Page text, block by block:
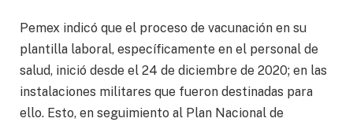
Pemex indicó que el proceso de vacunación en su
plantilla laboral, específicamente en el personal de
salud, inició desde el 24 de diciembre de 2020; en las
instalaciones militares que fueron destinadas para
ello. Esto, en seguimiento al Plan Nacional de